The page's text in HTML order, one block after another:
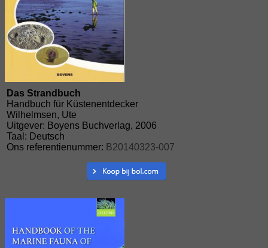
Das Strandbuch
Handbuch für Küstenentdecker
Wilhelmsen, Ute
Uitgever: Boyens Buchverlag, 2006
Taal: Deutsch
Ons referentienummer: B20140323-007